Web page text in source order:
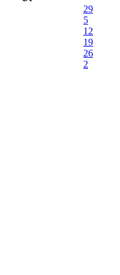
29
5
12
19
26
2